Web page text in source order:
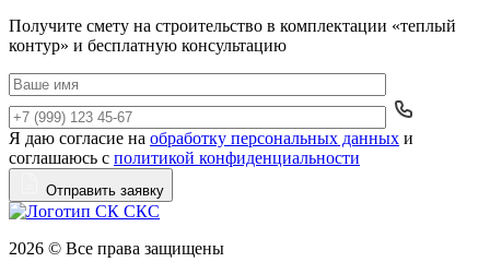
Получите смету на строительство в комплектации «теплый
контур» и бесплатную консультацию
Да
Я даю согласие на обработку персональных данных и
соглашаюсь с политикой конфиденциальности
Отправить заявку
2026 © Все права защищены